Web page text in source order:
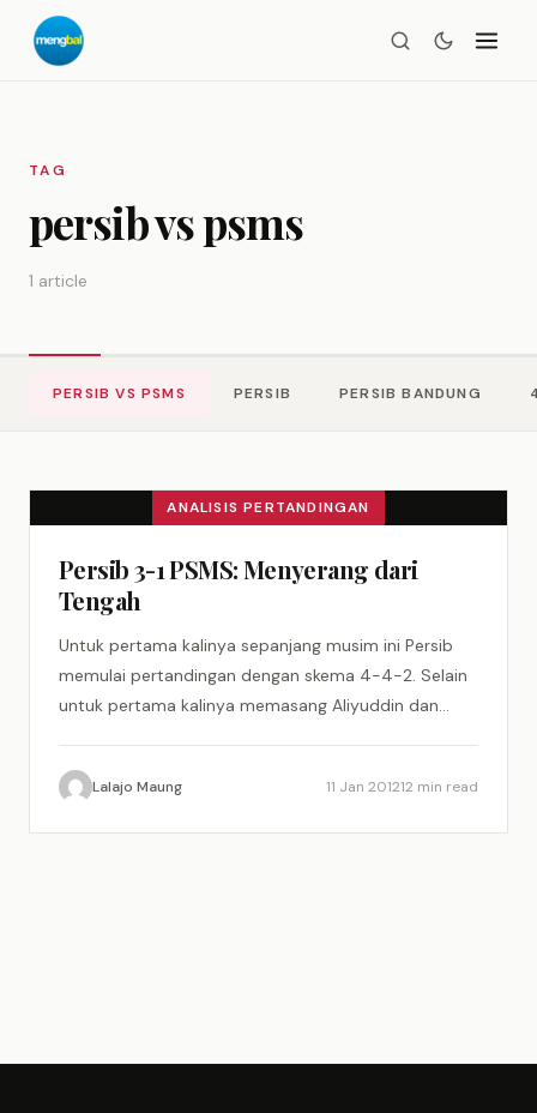
TAG
persib vs psms
1 article
PERSIB VS PSMS PERSIB PERSIB BANDUNG
ANALISIS PERTANDINGAN
Persib 3-1 PSMS: Menyerang dari
Tengah
Untuk pertama kalinya sepanjang musim ini Persib
memulai pertandingan dengan skema 4-4-2. Selain
untuk pertama kalinya memasang Aliyuddin dan
Lalajo Maung 11 Jan 201212 min read